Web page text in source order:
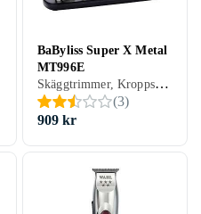
BaByliss Super X Metal
MT996E
Skäggtrimmer, Kroppshår, Hårklippare, Ögonbrynstrimmer, Batteridrift, För våt och torr användning
(3)
909 kr